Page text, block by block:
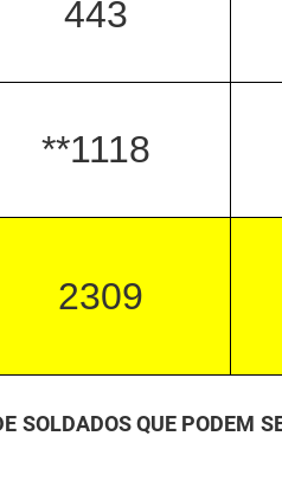
443
**1118
2309
SOLDADOS QUE PODEM